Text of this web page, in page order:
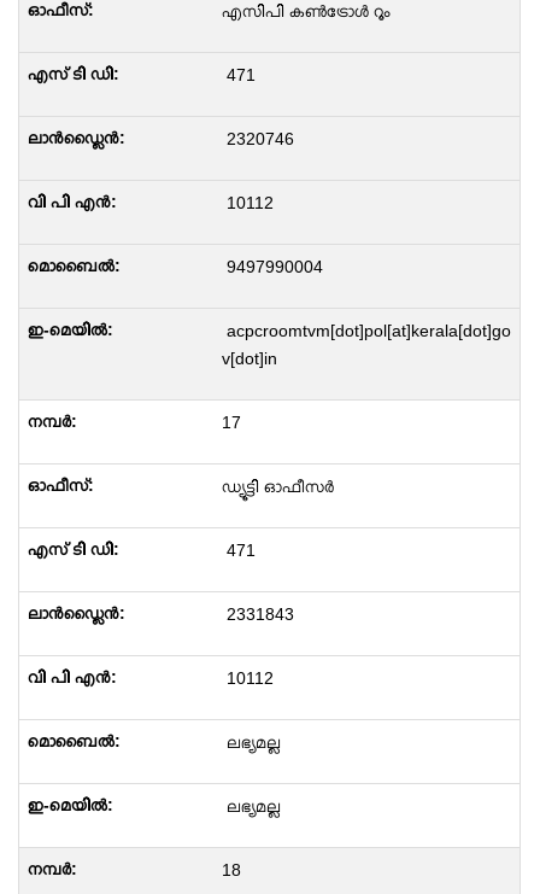
എസിപി കൺട്രോൾ റൂം
471
2320746
10112
9497990004
acpcroomtvm[dot]pol[at]kerala[dot]go
v[dot]in
17
ഡ്യൂട്ടി ഓഫീസർ
471
2331843
10112
ലഭ്യമല്ല
ലഭ്യമല്ല
18